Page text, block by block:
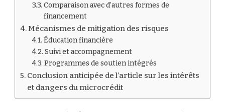
Comparaison avec d’autres formes de
financement
Mécanismes de mitigation des risques
Éducation financière
Suivi et accompagnement
Programmes de soutien intégrés
Conclusion anticipée de l’article sur les intérêts
et dangers du microcrédit